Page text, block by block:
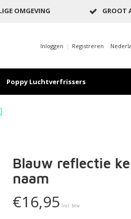
OMGEVING GROOT
Inloggen | Registreren
Poppy Luchtverfrissers
Blauw reflectie
naam
€16,95 Incl. btw